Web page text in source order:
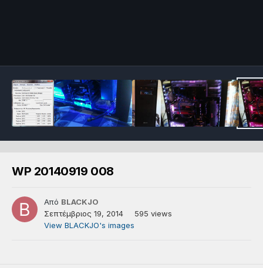
WP 20140919 008
Από BLACKJO
Σεπτέμβριος 19, 2014
595 views
View BLACKJO's images